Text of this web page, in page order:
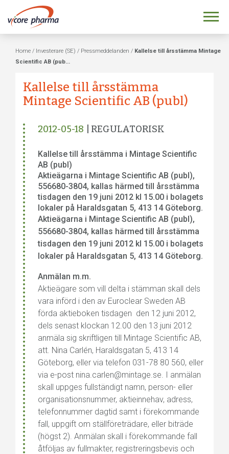
Home / Investerare (SE) / Pressmeddelanden / Kallelse till årsstämma Mintage
Scientific AB (pub...
Kallelse till årsstämma
Mintage Scientific AB (publ)
2012-05-18 | REGULATORISK
Kallelse till årsstämma i Mintage Scientific
AB (publ)
Aktieägarna i Mintage Scientific AB (publ),
556680-3804, kallas härmed till årsstämma
tisdagen den 19 juni 2012 kl 15.00 i bolagets
lokaler på Haraldsgatan 5, 413 14 Göteborg.
Aktieägarna i Mintage Scientific AB (publ),
556680-3804, kallas härmed till årsstämma
tisdagen den 19 juni 2012 kl 15.00 i bolagets
lokaler på Haraldsgatan 5, 413 14 Göteborg.
Anmälan m.m.
Aktieägare som vill delta i stämman skall dels
vara införd i den av Euroclear Sweden AB
förda aktieboken tisdagen den 12 juni 2012,
dels senast klockan 12.00 den 13 juni 2012
anmäla sig skriftligen till Mintage Scientific AB,
att. Nina Carlén, Haraldsgatan 5, 413 14
Göteborg, eller via telefon 031-78 80 560, eller
via e-post nina.carlen@mintage.se. I anmälan
skall uppges fullständigt namn, person- eller
organisationsnummer, aktieinnehav, adress,
telefonnummer dagtid samt i förekommande
fall, uppgift om ställföreträdare, eller biträde
(högst 2). Anmälan skall i förekommande fall
åtföljas av fullmakter, registreringsbevis och